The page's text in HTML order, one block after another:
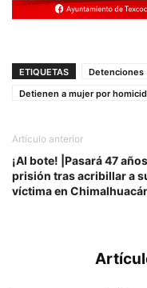
ETIQUETAS Detenciones
Detienen a mujer por
Artículo anterior
¡Al bote! |Pasará 47
prisión tras acribillar a
víctima en